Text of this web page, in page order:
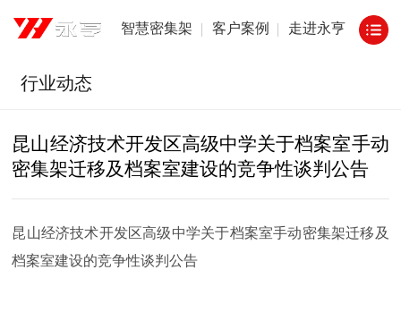
智慧密集架 客户案例 走进永亨
行业动态
昆山经济技术开发区高级中学关于档案室手动
密集架迁移及档案室建设的竞争性谈判公告
昆山经济技术开发区高级中学关于档案室手动密集架迁移及
档案室建设的竞争性谈判公告